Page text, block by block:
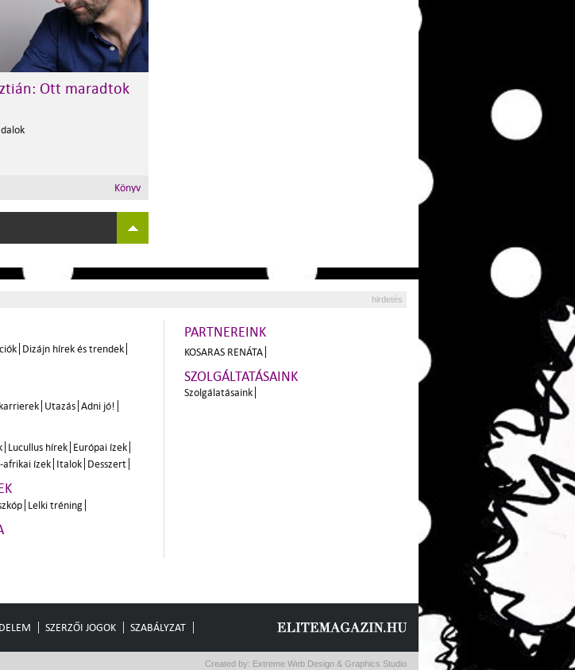
Ott maradtok
Könyv
hirdetés
Dizájn hírek és trendek
Utazás Adni jó!
Lucullus hírek Európai ízek
afrikai ízek Italok Desszert
Lelki tréning
PARTNEREINK
KOSARAS RENÁTA
SZOLGÁLTATÁSAINK
Szolgálatásaink
SZERZŐI JOGOK SZABÁLYZAT
Created by: Extreme Web Design & Graphics Studio